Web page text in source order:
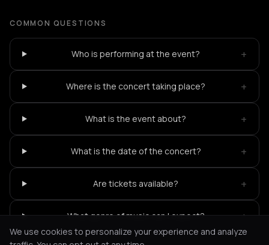
COMMON QUESTIONS
Who is performing at the event? +
Where is the concert taking place? +
What is the event about? +
What is the date of the concert? +
Are tickets available? +
What genre of music can I expect? +
We use cookies to personalize your experience and analyze